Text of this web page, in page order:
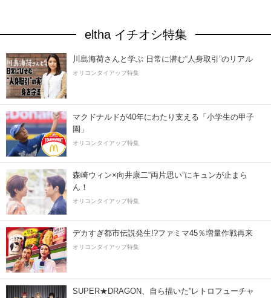
eltha イチオシ特集
川島海荷さんと学ぶ 日常に潜む“人身取引”のリアル
オリコンタイアップ特集
マクドナルドが40年にわたり支える「小学生の甲子
園」
オリコンタイアップ特集
森崎ウィン×向井康二“両片思い”にキュンが止まら
ん！
オリコンタイアップ特集
デカすぎ都市伝説発生!?ファミマ45％増量作戦再来
オリコンタイアップ特集
SUPER★DRAGON、自ら描いた”レトロフューチャ